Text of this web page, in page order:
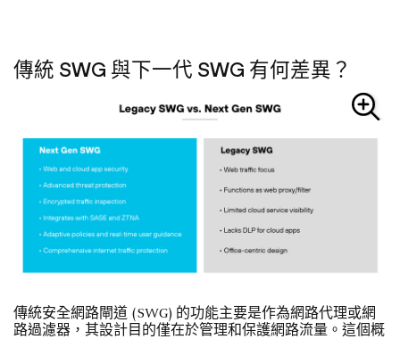
傳統 SWG 與下一代 SWG 有何差異？
傳統安全網路閘道 (SWG) 的功能主要是作為網路代理或網
路過濾器，其設計目的僅在於管理和保護網路流量。這個概